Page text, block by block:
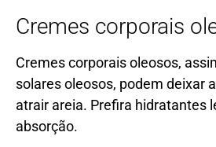
Cremes corporais
Cremes corporais oleosos,
solares oleosos, podem deixar
atrair areia. Prefira hidratantes
absorção.